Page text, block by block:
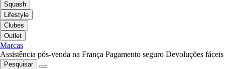
Squash
Lifestyle
Clubes
Outlet
Marcas
Assistência pós-venda na França Pagamento seguro Devoluções fáceis
Pesquisar